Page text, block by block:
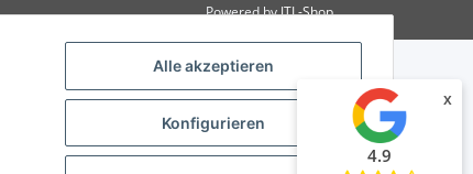
Alle akzeptieren
Konfigurieren
Powered byJTL-Shop
x
4.9